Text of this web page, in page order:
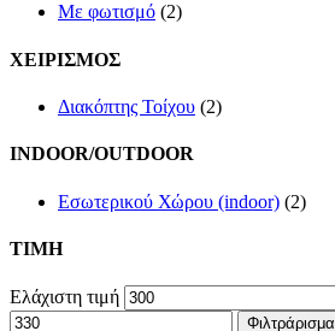
Με φωτισμό (2)
ΧΕΙΡΙΣΜΟΣ
Διακόπτης Τοίχου (2)
INDOOR/OUTDOOR
Εσωτερικού Χώρου (indoor) (2)
TIMH
Ελάχιστη τιμή
Φιλτράρισμα